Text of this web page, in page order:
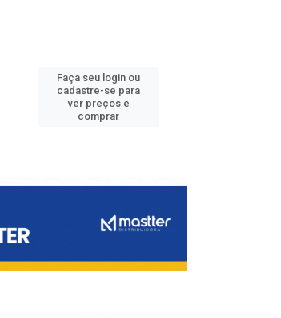
Faça seu login ou
cadastre-se para
ver preços e
comprar